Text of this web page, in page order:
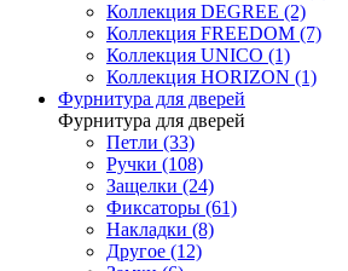
Коллекция DEGREE (2)
Коллекция FREEDOM (7)
Коллекция UNICO (1)
Коллекция HORIZON (1)
Фурнитура для дверей
Фурнитура для дверей
Петли (33)
Ручки (108)
Защелки (24)
Фиксаторы (61)
Накладки (8)
Другое (12)